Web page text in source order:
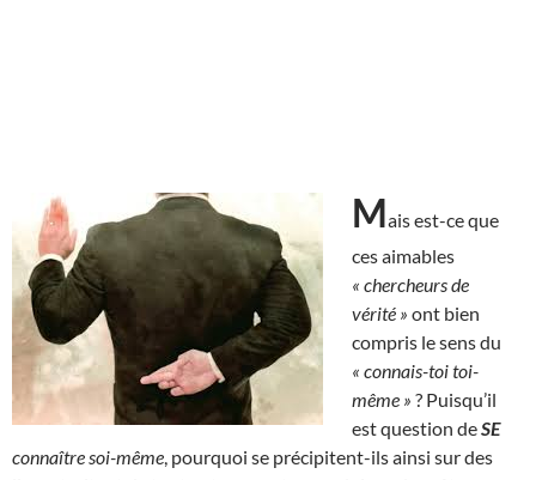
Mais est-ce que
ces aimables
« chercheurs de
vérité » ont bien
compris le sens du
« connais-toi toi-
même » ? Puisqu’il
est question deSE
connaître soi-même , pourquoi se précipitent-ils ainsi sur des